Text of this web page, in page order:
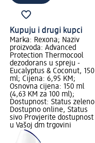
Kupuju i drugi kupci
Marka: Rexona; Naziv
proizvoda: Advanced
Protection Thermocool
dezodorans u spreju -
Eucalyptus & Coconut, 150
ml; Cijena: 6,95 KM;
Osnovna cijena: 150 ml
(4,63 KM za 100 ml);
Dostupnost: Status zeleno
Dostupno online, Status
sivo Provjerite dostupnost
u Vašoj dm trgovini